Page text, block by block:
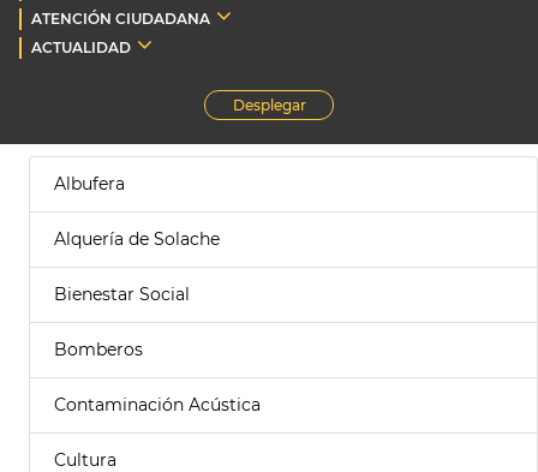
ATENCIÓN CIUDADANA
ACTUALIDAD
Desplegar
Albufera
Alquería de Solache
Bienestar Social
Bomberos
Contaminación Acústica
Cultura